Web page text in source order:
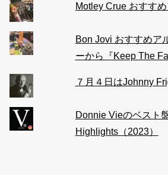
Motley Crue おすす
Bon Jovi おすすめア
ーから『Keep The
７月４日はJohnny
Donnie Vieのベス
Highlights（2023）